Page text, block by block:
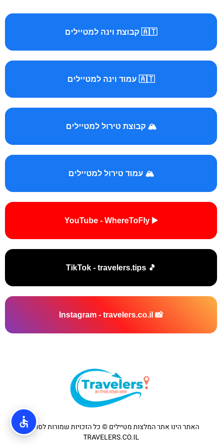
🇦🇹 קבוצת וינה למטיילים
🇦🇹 עמוד וינה למטיילים
🏔️ קבוצת טירול למטיילים
🏔️ עמוד טירול למטיילים
▶️ YouTube - WhereToFly
🎵 TikTok - travelers.tips
📸 Instagram - travelers.co.il
האתר הינו אתר המלצות מטיילים © כל הזכויות שמורות לסוכנות
TRAVELERS.CO.IL